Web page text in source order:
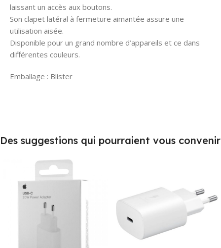
laissant un accès aux boutons.
Son clapet latéral à fermeture aimantée assure une
utilisation aisée.
Disponible pour un grand nombre d’appareils et ce dans
différentes couleurs.
Emballage : Blister
Des suggestions qui pourraient vous convenir